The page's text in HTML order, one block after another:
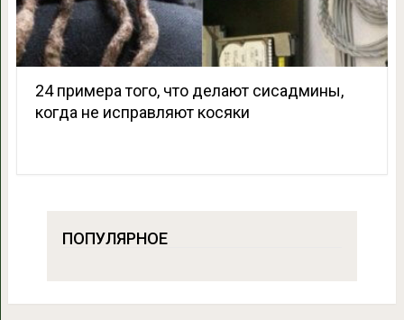
24 примера того, что делают сисадмины,
когда не исправляют косяки
ПОПУЛЯРНОЕ